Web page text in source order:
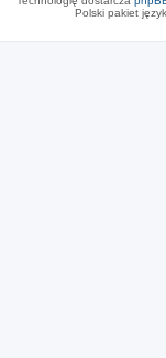
Polski pakiet